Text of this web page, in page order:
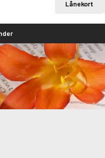
Lånekort